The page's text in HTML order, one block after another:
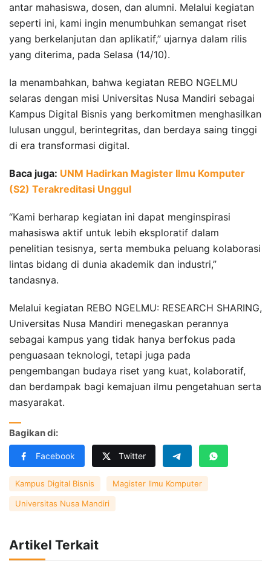
antar mahasiswa, dosen, dan alumni. Melalui kegiatan
seperti ini, kami ingin menumbuhkan semangat riset
yang berkelanjutan dan aplikatif,” ujarnya dalam rilis
yang diterima, pada Selasa (14/10).
Ia menambahkan, bahwa kegiatan REBO NGELMU
selaras dengan misi Universitas Nusa Mandiri sebagai
Kampus Digital Bisnis yang berkomitmen menghasilkan
lulusan unggul, berintegritas, dan berdaya saing tinggi
di era transformasi digital.
Baca juga: UNM Hadirkan Magister Ilmu Komputer
(S2) Terakreditasi Unggul
“Kami berharap kegiatan ini dapat menginspirasi
mahasiswa aktif untuk lebih eksploratif dalam
penelitian tesisnya, serta membuka peluang kolaborasi
lintas bidang di dunia akademik dan industri,”
tandasnya.
Melalui kegiatan REBO NGELMU: RESEARCH SHARING,
Universitas Nusa Mandiri menegaskan perannya
sebagai kampus yang tidak hanya berfokus pada
penguasaan teknologi, tetapi juga pada
pengembangan budaya riset yang kuat, kolaboratif,
dan berdampak bagi kemajuan ilmu pengetahuan serta
masyarakat.
Bagikan di:
Facebook Twitter
Kampus Digital Bisnis Magister Ilmu Komputer
Universitas Nusa Mandiri
Artikel Terkait